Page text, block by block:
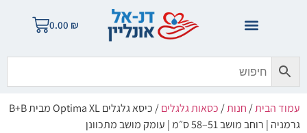
0.00 ₪
עמוד הבית/חנות/כסאות גלגלים
/ כיסא גלגלים Optima XL מבית B+B
גרמניה | רוחב מושב 51–58 ס״מ | עומק מושב מתכוונן